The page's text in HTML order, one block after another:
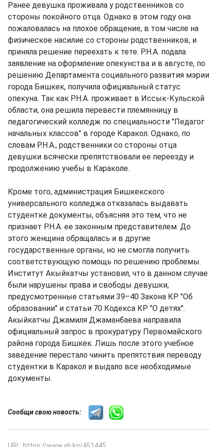
Ранее девушка проживала у родственников со
стороны покойного отца. Однако в этом году она
пожаловалась на плохое обращение, в том числе на
физическое насилие со стороны родственников, и
приняла решение переехать к тете. Р.Н.А. подала
заявление на оформление опекунства и в августе, по
решению Департамента социального развития мэрии
города Бишкек, получила официальный статус
опекуна. Так как Р.Н.А. проживает в Иссык-Кульской
области, она решила перевести племянницу в
педагогический колледж по специальности "Педагог
начальных классов" в городе Каракол. Однако, по
словам Р.Н.А., родственники со стороны отца
девушки всячески препятствовали ее переезду и
продолжению учебы в Караколе.
Кроме того, администрация Бишкекского
универсального колледжа отказалась выдавать
студентке документы, объясняя это тем, что не
признает Р.Н.А. ее законным представителем. До
этого женщина обращалась и в другие
государственные органы, но не смогла получить
соответствующую помощь по решению проблемы.
Институт Акыйкатчы установил, что в данном случае
были нарушены права и свободы девушки,
предусмотренные статьями 39–40 Закона КР "Об
образовании" и статьи 70 Кодекса КР "О детях".
Акыйкатчы Джамиля Джаманбаева направила
официальный запрос в прокуратуру Первомайского
района города Бишкек. Лишь после этого учебное
заведение перестало чинить препятствия переводу
студентки в Каракол и выдало все необходимые
документы.
Сообщи свою новость: